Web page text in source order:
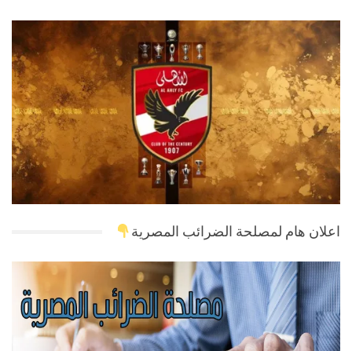
اعلان هام لمصلحة الضرائب المصرية